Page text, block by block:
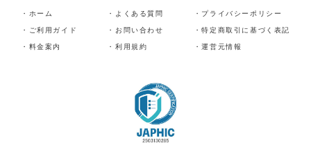
・ホーム
・ご利用ガイド
・料金案内
・よくある質問
・お問い合わせ
・利用規約
・プライバシーポリシー
・特定商取引に基づく表記
・運営元情報